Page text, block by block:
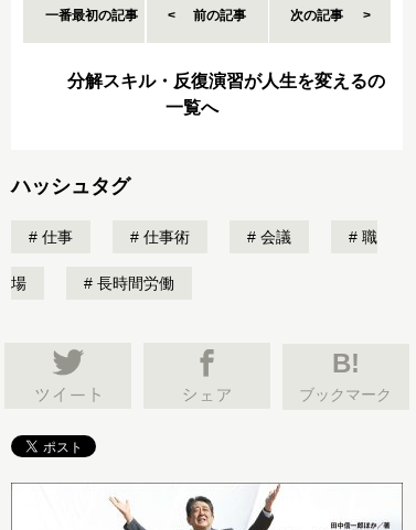
一番最初の記事 前の記事 次の記事
分解スキル・反復演習が人生を変えるの
一覧へ
ハッシュタグ
仕事 仕事術 会議 職
場 長時間労働
B!
ブックマーク